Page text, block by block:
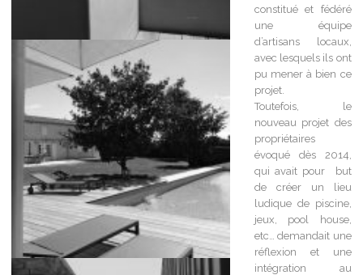
constitué et fédéré
une équipe
d’artisans locaux,
avec lesquels ils ont
pu mener à bien ce
projet.
Toutefois, le
nouveau projet des
propriétaires
évoqué dès 2014,
qui avait pour but
de créer un lieu
ludique de piscine,
jeux, pool house,
etc… demandait une
réflexion et une
intégration au